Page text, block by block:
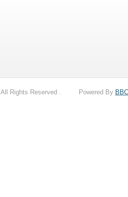
All Rights Reserved . Powered By